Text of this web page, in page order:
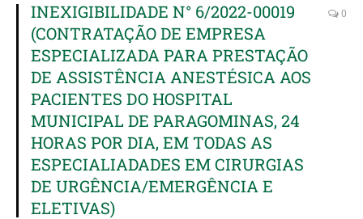
INEXIGIBILIDADE N° 6/2022-00019
(CONTRATAÇÃO DE EMPRESA
ESPECIALIZADA PARA PRESTAÇÃO
DE ASSISTÊNCIA ANESTÉSICA AOS
PACIENTES DO HOSPITAL
MUNICIPAL DE PARAGOMINAS, 24
HORAS POR DIA, EM TODAS AS
ESPECIALIADADES EM CIRURGIAS
DE URGÊNCIA/EMERGÊNCIA E
ELETIVAS)
0